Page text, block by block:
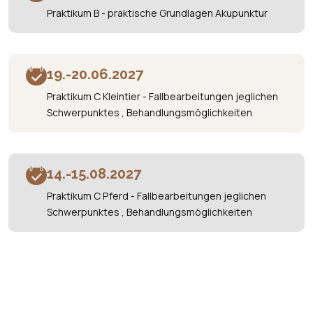
Praktikum B - praktische Grundlagen Akupunktur
19.-20.06.2027
Praktikum C Kleintier - Fallbearbeitungen jeglichen
Schwerpunktes , Behandlungsmöglichkeiten
14.-15.08.2027
Praktikum C Pferd - Fallbearbeitungen jeglichen
Schwerpunktes , Behandlungsmöglichkeiten